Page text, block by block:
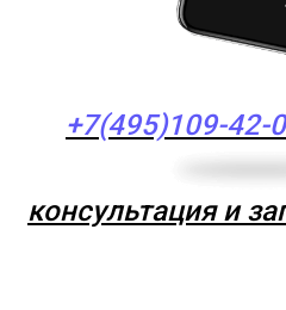
+7(495)109-42-
консультация и